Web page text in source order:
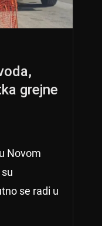
grejne
Novom
se radi u